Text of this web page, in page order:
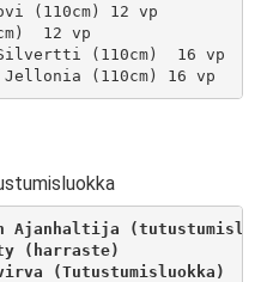
(110cm) 12 vp
12 vp
(110cm)  16 vp
Jellonia (110cm) 16 vp
Ajanhaltija
(harraste)
(Tutustumisluokka)